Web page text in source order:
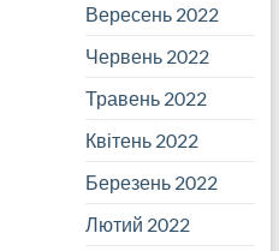
Вересень 2022
Червень 2022
Травень 2022
Квітень 2022
Березень 2022
Лютий 2022